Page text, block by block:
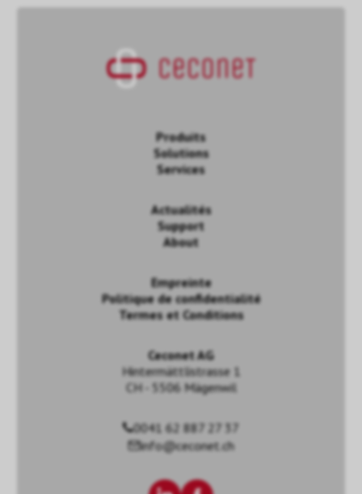
Produits
Solutions
Services
Actualités
Support
About
Empreinte
Politique de confidentialité
Termes et Conditions
Ceconet AG
Hintermättlistrasse 1
CH - 5506 Mägenwil
0041 62 887 27 37
info@ceconet.ch